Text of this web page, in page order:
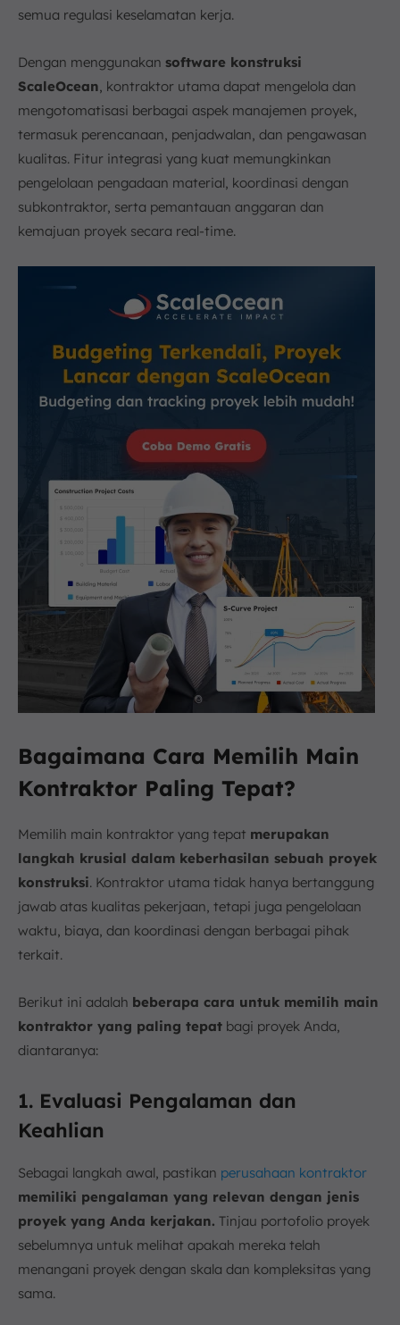
semua regulasi keselamatan kerja.
Dengan menggunakan software konstruksi
ScaleOcean , kontraktor utama dapat mengelola dan
mengotomatisasi berbagai aspek manajemen proyek,
termasuk perencanaan, penjadwalan, dan pengawasan
kualitas. Fitur integrasi yang kuat memungkinkan
pengelolaan pengadaan material, koordinasi dengan
subkontraktor, serta pemantauan anggaran dan
kemajuan proyek secara real-time.
Bagaimana Cara Memilih Main
Kontraktor Paling Tepat?
Memilih main kontraktor yang tepat merupakan
langkah krusial dalam keberhasilan sebuah proyek
konstruksi. Kontraktor utama tidak hanya bertanggung
jawab atas kualitas pekerjaan, tetapi juga pengelolaan
waktu, biaya, dan koordinasi dengan berbagai pihak
terkait.
Berikut ini adalah beberapa cara untuk memilih main
kontraktor yang paling tepat bagi proyek Anda,
diantaranya:
1. Evaluasi Pengalaman dan
Keahlian
Sebagai langkah awal, pastikan perusahaan kontraktor
memiliki pengalaman yang relevan dengan jenis
proyek yang Anda kerjakan. Tinjau portofolio proyek
sebelumnya untuk melihat apakah mereka telah
menangani proyek dengan skala dan kompleksitas yang
sama.